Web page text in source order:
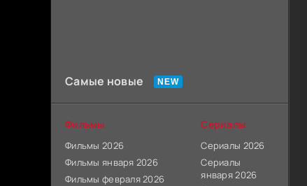
Самые новые
Фильмы
Фильмы 2026
Фильмы января 2026
Фильмы февраля 2026
Сериалы
Сериалы 2026
Сериалы
января 2026